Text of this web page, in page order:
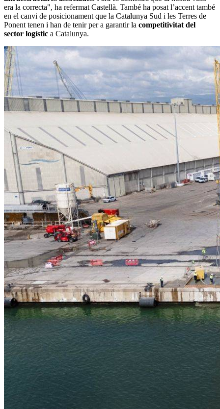
era la correcta", ha refermat Castellà. També ha posat l’accent també
en el canvi de posicionament que la Catalunya Sud i les Terres de
Ponent tenen i han de tenir per a garantir la competitivitat del
sector logístic a Catalunya.